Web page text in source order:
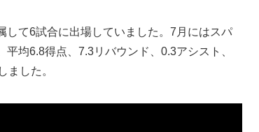
して6試合に出場していました。7月にはスパ
均6.8得点、7.3リバウンド、0.3アシスト、
ました。